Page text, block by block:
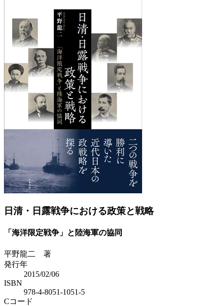
日清・日露戦争における政策と戦略
「海洋限定戦争」と陸海軍の協同
平野龍二 著
発行年
2015/02/06
ISBN
978-4-8051-1051-5
Cコード